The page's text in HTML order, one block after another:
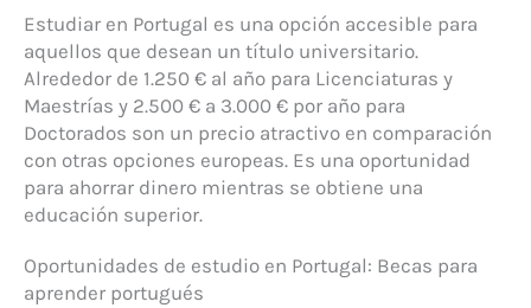
Estudiar en Portugal es una opción accesible para
aquellos que desean un título universitario.
Alrededor de 1.250 € al año para Licenciaturas y
Maestrías y 2.500 € a 3.000 € por año para
Doctorados son un precio atractivo en comparación
con otras opciones europeas. Es una oportunidad
para ahorrar dinero mientras se obtiene una
educación superior.
Oportunidades de estudio en Portugal: Becas para
aprender portugués